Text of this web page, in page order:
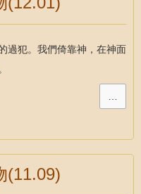
過犯。我們倚靠神，在神面
…
(11.09)